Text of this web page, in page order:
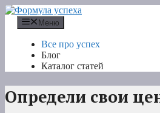
Перейти
содержимому
Меню
Все про успех
Блог
Каталог статей
Определи свои